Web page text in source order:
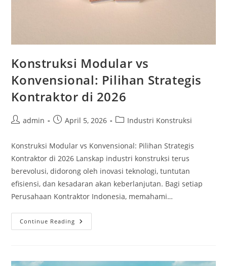
Konstruksi Modular vs
Konvensional: Pilihan Strategis
Kontraktor di 2026
Postadmin
PostApril 5, 2026
PostIndustri Konstruksi
Konstruksi Modular vs Konvensional: Pilihan Strategis
Kontraktor di 2026 Lanskap industri konstruksi terus
berevolusi, didorong oleh inovasi teknologi, tuntutan
efisiensi, dan kesadaran akan keberlanjutan. Bagi setiap
Perusahaan Kontraktor Indonesia, memahami…
Continue Reading Konstruksi
Modular
Kontraktor